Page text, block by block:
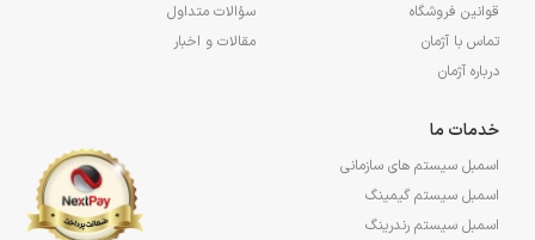
قوانین فروشگاه
تماس با آژمان
درباره آژمان
سؤالات متداول
مقالات و اخبار
خدمات ما
اسمبل سیستم های سازمانی
اسمبل سیستم گیمینگ
اسمبل سیستم رندرینگ